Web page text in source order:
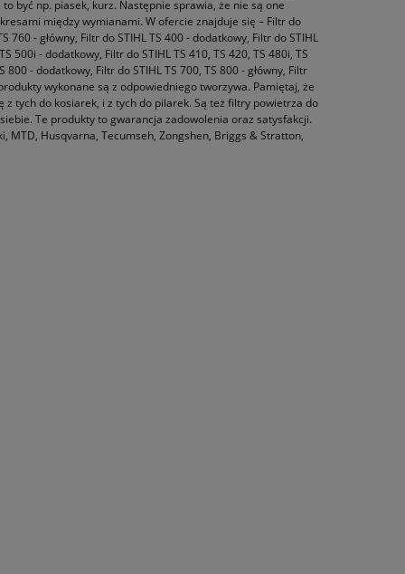
być np. piasek, kurz. Następnie sprawia, że nie są one
między wymianami. W ofercie znajduje się – Filtr do
760 - główny, Filtr do STIHL TS 400 - dodatkowy, Filtr do STIHL
500i - dodatkowy, Filtr do STIHL TS 410, TS 420, TS 480i, TS
800 - dodatkowy, Filtr do STIHL TS 700, TS 800 - główny, Filtr
wykonane są z odpowiedniego tworzywa. Pamiętaj, że
tych do kosiarek, i z tych do pilarek. Są też filtry powietrza do
Te produkty to gwarancja zadowolenia oraz satysfakcji.
MTD, Husqvarna, Tecumseh, Zongshen, Briggs & Stratton,